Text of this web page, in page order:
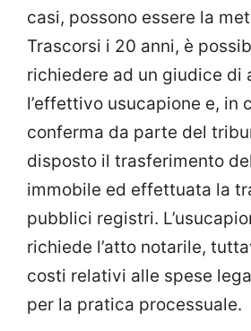
casi, possono essere la
Trascorsi i 20 anni, è
richiedere ad un giudice di
l’effettivo usucapione e, in
conferma da parte del
disposto il trasferimento
immobile ed effettuata la
pubblici registri.
richiede l’atto notarile,
costi relativi alle spese
per la pratica processuale.